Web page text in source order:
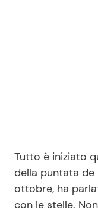
Privacy Policy
Tutto è iniziato
della puntata de
ottobre, ha
con le stelle.